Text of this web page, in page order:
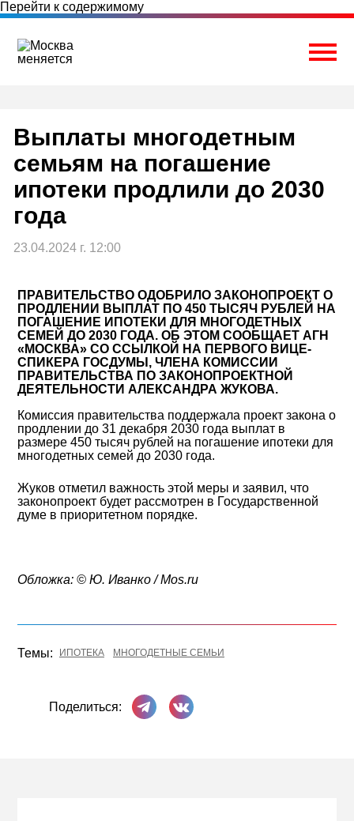
Перейти к содержимому
Выплаты многодетным
семьям на погашение
ипотеки продлили до 2030
года
23.04.2024 г. 12:00
ПРАВИТЕЛЬСТВО ОДОБРИЛО ЗАКОНОПРОЕКТ О
ПРОДЛЕНИИ ВЫПЛАТ ПО 450 ТЫСЯЧ РУБЛЕЙ НА
ПОГАШЕНИЕ ИПОТЕКИ ДЛЯ МНОГОДЕТНЫХ
СЕМЕЙ ДО 2030 ГОДА. ОБ ЭТОМ СООБЩАЕТ АГН
«МОСКВА» СО ССЫЛКОЙ НА ПЕРВОГО ВИЦЕ-
СПИКЕРА ГОСДУМЫ, ЧЛЕНА КОМИССИИ
ПРАВИТЕЛЬСТВА ПО ЗАКОНОПРОЕКТНОЙ
ДЕЯТЕЛЬНОСТИ АЛЕКСАНДРА ЖУКОВА.
Комиссия правительства поддержала проект закона о
продлении до 31 декабря 2030 года выплат в
размере 450 тысяч рублей на погашение ипотеки для
многодетных семей до 2030 года.
Жуков отметил важность этой меры и заявил, что
законопроект будет рассмотрен в Государственной
думе в приоритетном порядке.
Обложка: © Ю. Иванко / Mos.ru
Темы: ИПОТЕКА МНОГОДЕТНЫЕ СЕМЬИ
Поделиться:
Поделиться в Телеграме
Поделиться ВКонтакте